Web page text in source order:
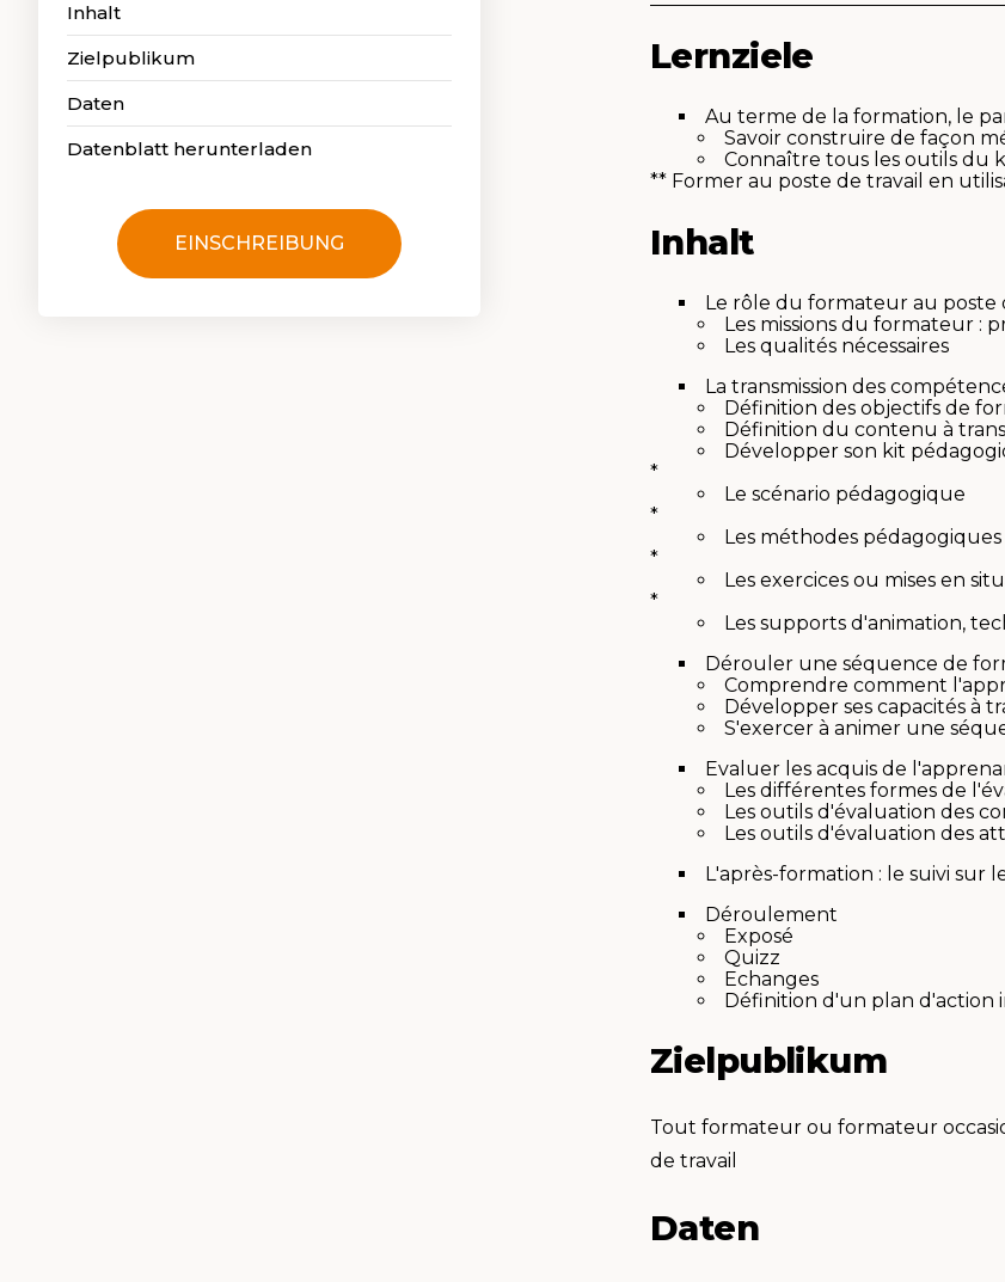
Inhalt
Zielpublikum
Daten
Datenblatt herunterladen
EINSCHREIBUNG
Lernziele
Au terme de la formation, le
Savoir construire de façon
Connaître tous les outils du
** Former au poste de travail en
Inhalt
Le rôle du formateur au poste
Les missions du formateur :
Les qualités nécessaires
La transmission des
Définition des objectifs de
Définition du contenu à
Développer son kit
*
Le scénario pédagogique
*
Les méthodes
*
Les exercices ou mises en
*
Les supports d'animation,
Dérouler une séquence de
Comprendre comment
Développer ses capacités à
S'exercer à animer une
Evaluer les acquis de
Les différentes formes de
Les outils d'évaluation des
Les outils d'évaluation des
L'après-formation : le suivi sur
Déroulement
Exposé
Quizz
Echanges
Définition d'un plan d'action
Zielpublikum
Tout formateur ou formateur
de travail
Daten